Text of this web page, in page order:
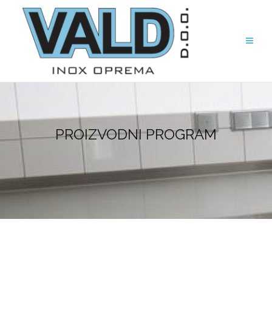
PROIZVODNI PROGRAM